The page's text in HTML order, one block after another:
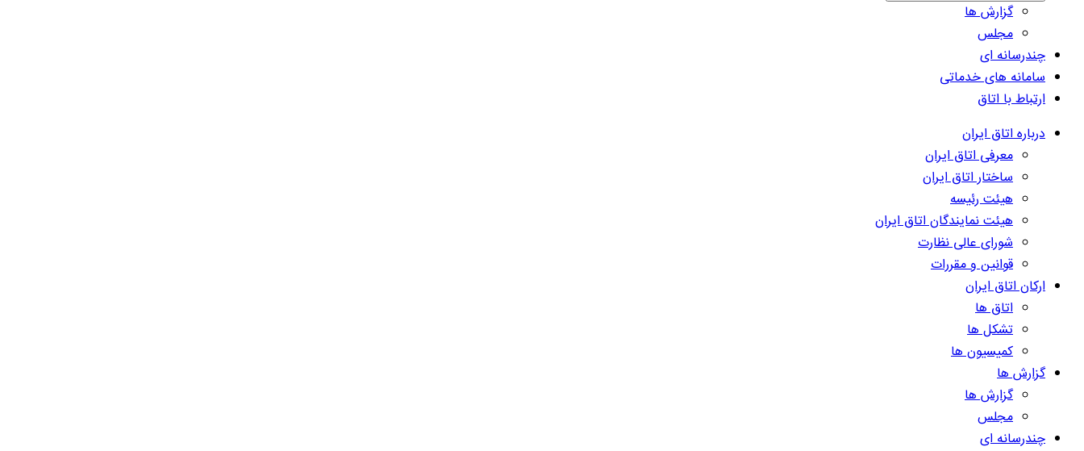
گزارش ها
مجلس
چندرسانه ای
سامانه های خدماتی
ارتباط با اتاق
درباره اتاق ایران
معرفی اتاق ایران
ساختار اتاق ایران
هیئت رئیسه
هیئت نمایندگان اتاق ایران
شورای عالی نظارت
قوانین و مقررات
ارکان اتاق ایران
اتاق ها
تشکل ها
کمیسیون ها
گزارش ها
گزارش ها
مجلس
چندرسانه ای